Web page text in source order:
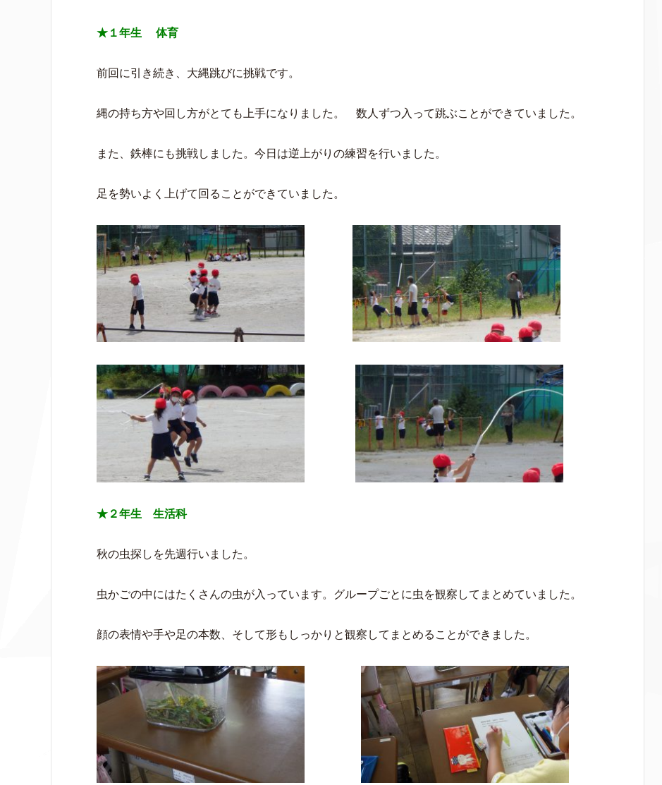
★１年生 体育
前回に引き続き、大縄跳びに挑戦です。
縄の持ち方や回し方がとても上手になりました。 数人ずつ入って跳ぶことができていました。
また、鉄棒にも挑戦しました。今日は逆上がりの練習を行いました。
足を勢いよく上げて回ることができていました。
★２年生 生活科
秋の虫探しを先週行いました。
虫かごの中にはたくさんの虫が入っています。グループごとに虫を観察してまとめていました。
顔の表情や手や足の本数、そして形もしっかりと観察してまとめることができました。